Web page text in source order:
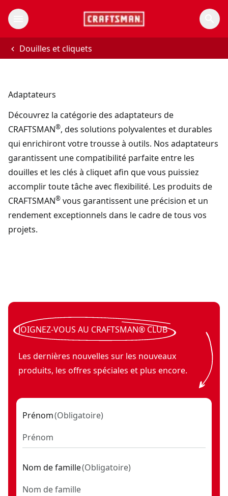
Douilles et cliquets
Adaptateurs
Découvrez la catégorie des adaptateurs de
CRAFTSMAN®, des solutions polyvalentes et durables
qui enrichiront votre trousse à outils. Nos adaptateurs
garantissent une compatibilité parfaite entre les
douilles et les clés à cliquet afin que vous puissiez
accomplir toute tâche avec flexibilité. Les produits de
CRAFTSMAN® vous garantissent une précision et un
rendement exceptionnels dans le cadre de tous vos
projets.
Adaptateur femelle 3/8 po à mâle 1/2 po- SKU:CMMT99293
JOIGNEZ-VOUS AU CRAFTSMAN® CLUB
Les dernières nouvelles sur les nouveaux
produits, les offres spéciales et plus encore.
Prénom(Obligatoire)
Nom de famille(Obligatoire)